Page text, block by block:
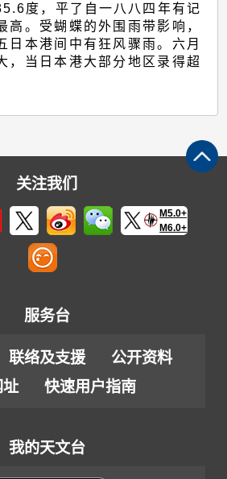
度，平了自一八八四年有记
高。受蝴蝶的外围雨带影响，
日本港间中有狂风骤雨。六月
，当日本港大部分地区录得超
关注我们
M5.0+
M6.0+
服务台
联络及支援
公开资料
址
快速用户指南
我的天文台